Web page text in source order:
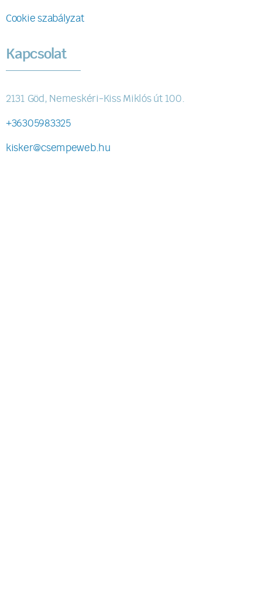
Cookie szabályzat
Kapcsolat
2131 Göd, Nemeskéri-Kiss Miklós út 100.
+36305983325
kisker@csempeweb.hu